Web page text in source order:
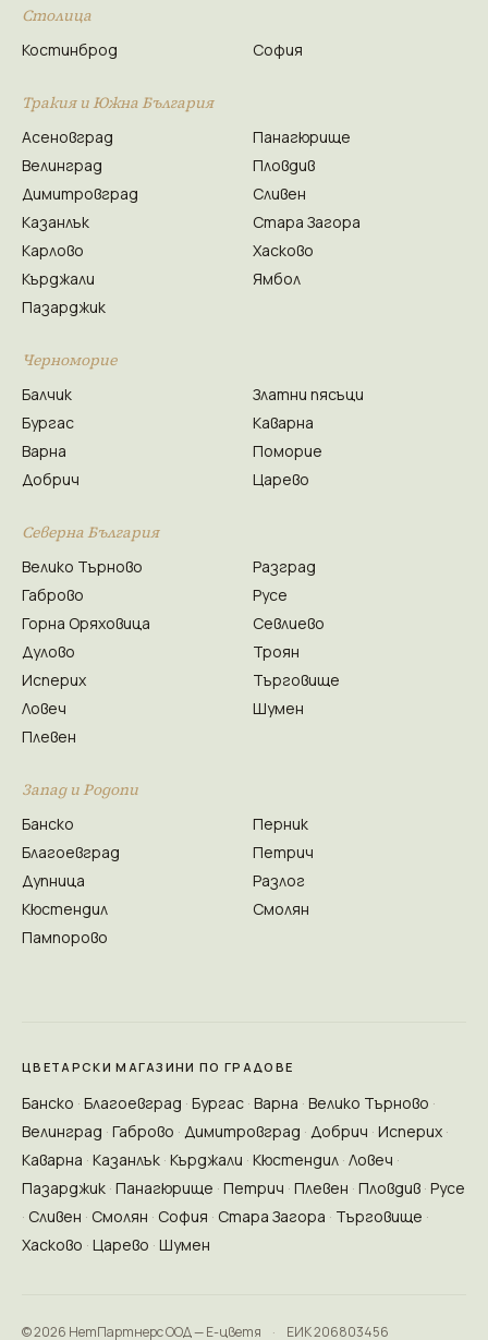
Столица
Костинброд София
Тракия и Южна България
Асеновград
Велинград
Димитровград
Казанлък
Карлово
Кърджали
Пазарджик
Панагюрище
Пловдив
Сливен
Стара Загора
Хасково
Ямбол
Черноморие
Балчик
Бургас
Варна
Добрич
Златни пясъци
Каварна
Поморие
Царево
Северна България
Велико Търново
Габрово
Горна Оряховица
Дулово
Исперих
Ловеч
Плевен
Разград
Русе
Севлиево
Троян
Търговище
Шумен
Запад и Родопи
Банско
Благоевград
Дупница
Кюстендил
Пампорово
Перник
Петрич
Разлог
Смолян
ЦВЕТАРСКИ МАГАЗИНИ ПО ГРАДОВЕ
Банско Благоевград Бургас Варна Велико Търново
Велинград Габрово Димитровград Добрич Исперих
Каварна Казанлък Кърджали Кюстендил Ловеч
Пазарджик Панагюрище Петрич Плевен Пловдив Русе
Сливен Смолян София Стара Загора Търговище
Хасково Царево Шумен
© 2026 НетПартнерс ООД — Е-цветя · ЕИК 206803456